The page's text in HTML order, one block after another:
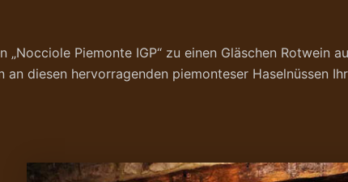
„Nocciole Piemonte IGP“ zu einen Gläschen Rotwein
an diesen hervorragenden piemonteser Haselnüssen